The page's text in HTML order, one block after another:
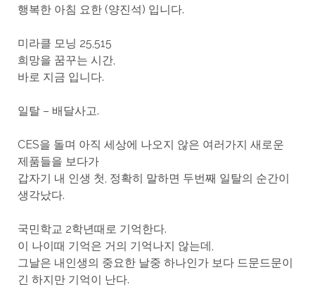
행복한 아침 요한 (양진석) 입니다.
미라클 모닝 25,515
희망을 꿈꾸는 시간,
바로 지금 입니다.
일탈 – 배달사고.
CES을 돌며 아직 세상에 나오지 않은 여러가지 새로운
제품들을 보다가
갑자기 내 인생 첫, 정확히 말하면 두번째 일탈의 순간이
생각났다.
국민학교 2학년때로 기억한다.
이 나이때 기억은 거의 기억나지 않는데,
그날은 내인생의 중요한 날중 하나인가 보다 드문드문이
긴 하지만 기억이 난다.